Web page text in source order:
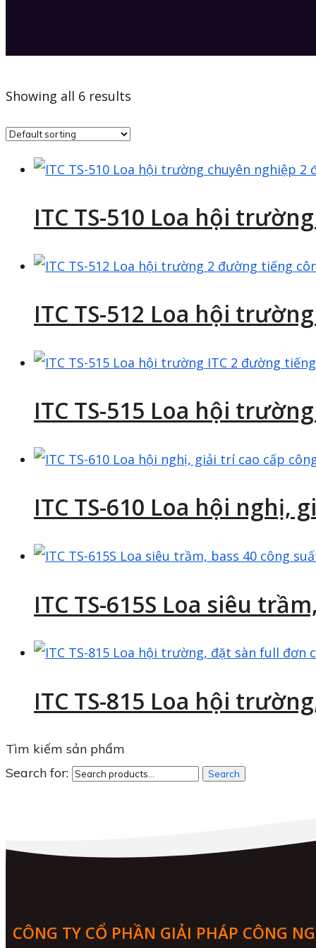
Showing all 6 results
ITC TS-510 Loa hội
ITC TS-512 Loa hội
ITC TS-515 Loa hội
ITC TS-610 Loa hội nghị,
ITC TS-615S Loa siêu
ITC TS-815 Loa hội
Tìm kiếm sản phẩm
Search for:
Search
CÔNG TY CỔ PHẦN GIẢI PHÁP CÔNG